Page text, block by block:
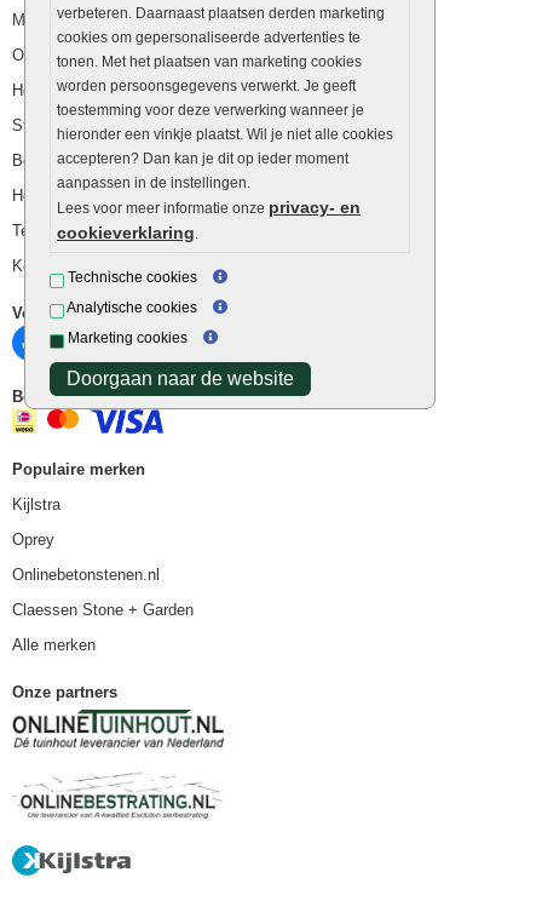
verbeteren. Daarnaast plaatsen derden marketing
cookies om gepersonaliseerde advertenties te
tonen. Met het plaatsen van marketing cookies
worden persoonsgegevens verwerkt. Je geeft
toestemming voor deze verwerking wanneer je
hieronder een vinkje plaatst. Wil je niet alle cookies
accepteren? Dan kan je dit op ieder moment
aanpassen in de instellingen.
Lees voor meer informatie onze privacy- en
cookieverklaring.
Technische cookies
Analytische cookies
Marketing cookies
Doorgaan naar de website
Mogelijkheden keramische tegels
Onderhoudsvriendelijke tuin
Hoe terrastegels vervoeren
Stappenplan klinkers berekenen
Berekenen betonklinkers per m2
Hoeveelheid tegels berekenen
Tegels onder overkapping
Keramische tegels schoonmaken
Volg ons
Betaalmethoden
Populaire merken
Kijlstra
Oprey
Onlinebetonstenen.nl
Claessen Stone + Garden
Alle merken
Onze partners